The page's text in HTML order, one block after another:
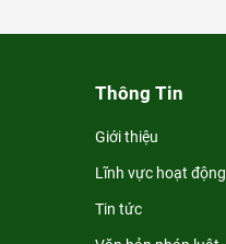
Thông Tin
Giới thiệu
Lĩnh vực hoạt động
Tin tức